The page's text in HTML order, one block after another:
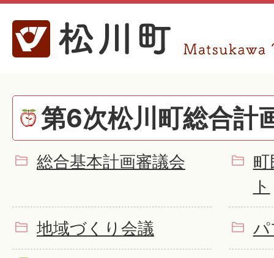
第6次松川町総合計
総合基本計画審議会
ト
地域づくり会議